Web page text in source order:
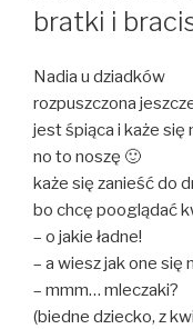
Wbratki i
Nadia u dziadków
rozpuszczona
jest śpiąca i każe się
no to noszę 🙂
każe się zanieść do
bo chcę pooglądać
– o jakie ładne!
– a wiesz jak one się
– mmm… mleczaki?
(biedne dziecko, z